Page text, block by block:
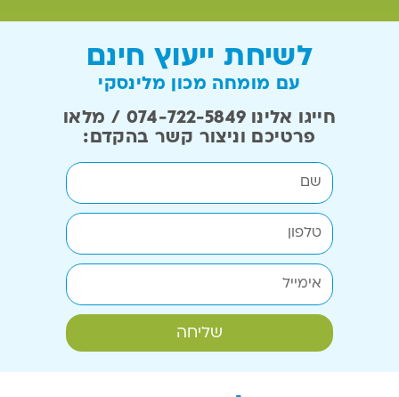
לשיחת ייעוץ חינם
עם מומחה מכון מלינסקי
חייגו אלינו 074-722-5849 / מלאו
פרטיכם וניצור קשר בהקדם:
שליחה